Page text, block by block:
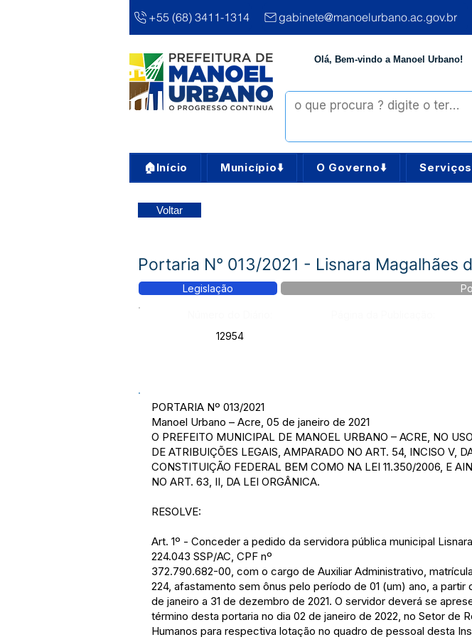
+55 (68) 3411-1314 gabinete@manoelurbano.ac.gov.br
Olá, Bem-vindo a Manoel Urbano!
🏠Início Município⬇️ O Governo⬇️
Voltar
Portaria N° 013/2021 - Lisnara Magalhães
Legislação
12954
PORTARIA Nº 013/2021
Manoel Urbano – Acre, 05 de janeiro de 2021
O PREFEITO MUNICIPAL DE MANOEL URBANO – ACRE, NO USO
DE ATRIBUIÇÕES LEGAIS, AMPARADO NO ART. 54, INCISO V,
CONSTITUIÇÃO FEDERAL BEM COMO NA LEI 11.350/2006, E
NO ART. 63, II, DA LEI ORGÂNICA.
RESOLVE:
Art. 1º - Conceder a pedido da servidora pública municipal
224.043 SSP/AC, CPF nº
372.790.682-00, com o cargo de Auxiliar Administrativo,
224, afastamento sem ônus pelo período de 01 (um) ano, a partir
de janeiro a 31 de dezembro de 2021. O servidor deverá se
término desta portaria no dia 02 de janeiro de 2022, no Setor de
Humanos para respectiva lotação no quadro de pessoal desta